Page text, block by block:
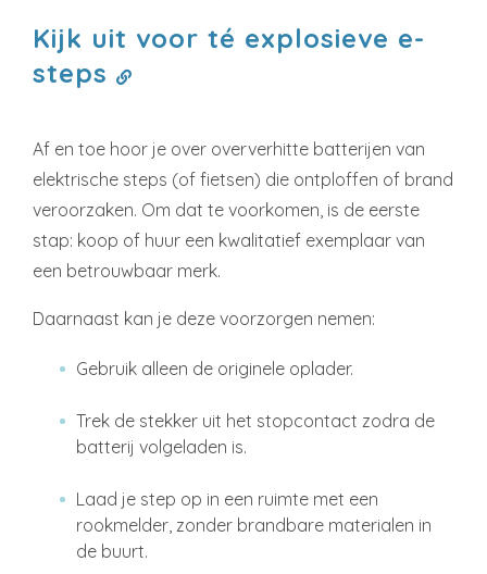
Kijk uit voor té explosieve e-
steps
Af en toe hoor je over oververhitte batterijen van
elektrische steps (of fietsen) die ontploffen of brand
veroorzaken. Om dat te voorkomen, is de eerste
stap: koop of huur een kwalitatief exemplaar van
een betrouwbaar merk.
Daarnaast kan je deze voorzorgen nemen:
Gebruik alleen de originele oplader.
Trek de stekker uit het stopcontact zodra de
batterij volgeladen is.
Laad je step op in een ruimte met een
rookmelder, zonder brandbare materialen in
de buurt.